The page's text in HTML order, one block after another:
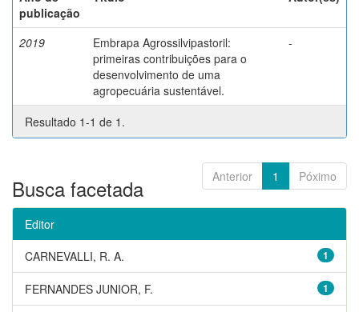
publicação
2019
Embrapa Agrossilvipastoril:
primeiras contribuições para o
desenvolvimento de uma
agropecuária sustentável.
-
Resultado 1-1 de 1.
Anterior 1 Póximo
Busca facetada
Editor
1
CARNEVALLI, R. A.
1
FERNANDES JUNIOR, F.